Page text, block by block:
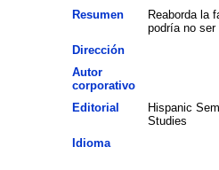
Resumen
Reaborda la
podría no ser
Dirección
Autor
corporativo
Editorial
Hispanic
Studies
Idioma